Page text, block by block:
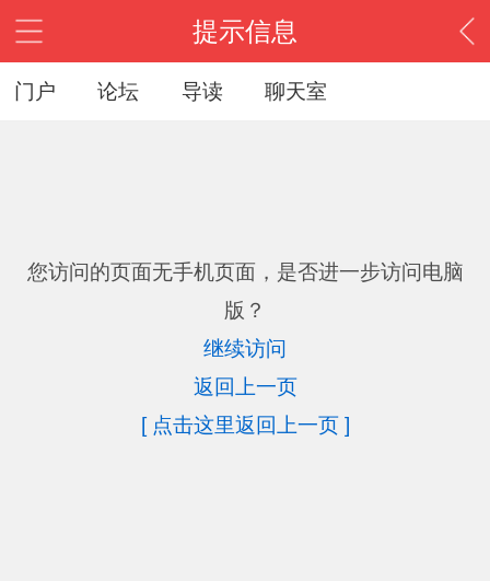
提示信息
门户 论坛 导读 聊天室
您访问的页面无手机页面，是否进一步访问电脑
版？
继续访问
返回上一页
[ 点击这里返回上一页 ]